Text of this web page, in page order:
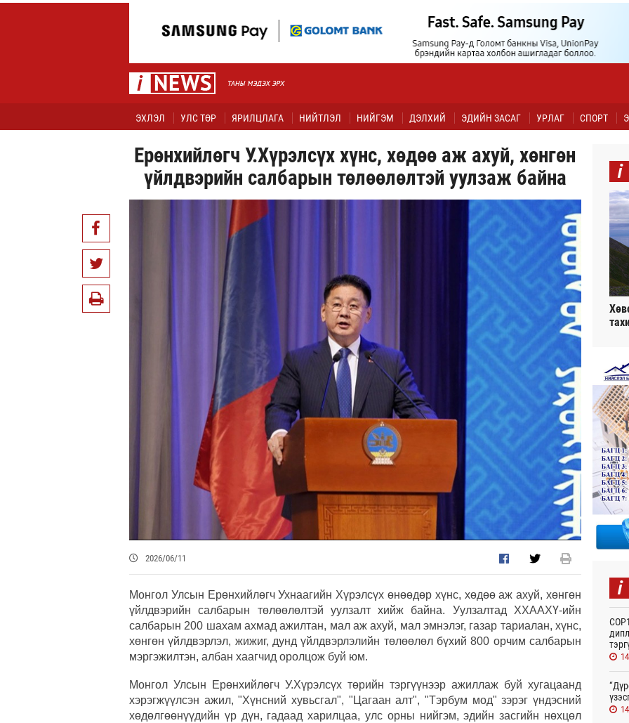
ЭХЛЭЛ УЛС ТӨР ЯРИЛЦЛАГА НИЙТЛЭЛ НИЙГЭМ ДЭЛХИЙ ЭДИЙН ЗАСАГ УРЛАГ СПОРТ
Ерөнхийлөгч У.Хүрэлсүх хүнс, хөдөө аж ахуй, хөнгөн
үйлдвэрийн салбарын төлөөлөлтэй уулзаж байна
2026/06/11
Монгол Улсын Ерөнхийлөгч Ухнаагийн Хүрэлсүх өнөөдөр хүнс, хөдөө аж ахуй, хөнгөн
үйлдвэрийн салбарын төлөөлөлтэй уулзалт хийж байна. Уулзалтад ХХААХҮ-ийн
салбарын 200 шахам ахмад ажилтан, мал аж ахуй, мал эмнэлэг, газар тариалан, хүнс,
хөнгөн үйлдвэрлэл, жижиг, дунд үйлдвэрлэлийн төлөөлөл бүхий 800 орчим салбарын
мэргэжилтэн, албан хаагчид оролцож буй юм.
Монгол Улсын Ерөнхийлөгч У.Хүрэлсүх төрийн тэргүүнээр ажиллаж буй хугацаанд
хэрэгжүүлсэн ажил, "Хүнсний хувьсгал", "Цагаан алт", "Тэрбум мод" зэрэг үндэсний
хөдөлгөөнүүдийн үр дүн, гадаад харилцаа, улс орны нийгэм, эдийн засгийн нөхцөл
i
i